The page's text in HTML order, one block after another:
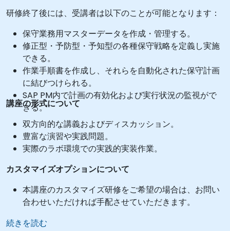
研修終了後には、受講者は以下のことが可能となります：
保守業務用マスターデータを作成・管理する。
修正型・予防型・予知型の各種保守戦略を定義し実施
できる。
作業手順書を作成し、それらを自動化された保守計画
に結びつけられる。
SAP PM内で計画の有効化および実行状況の監視がで
きる。
講座の形式について
双方向的な講義およびディスカッション。
豊富な演習や実践問題。
実際のラボ環境での実践的実装作業。
カスタマイズオプションについて
本講座のカスタマイズ研修をご希望の場合は、お問い
合わせいただければ手配させていただきます。
続きを読む